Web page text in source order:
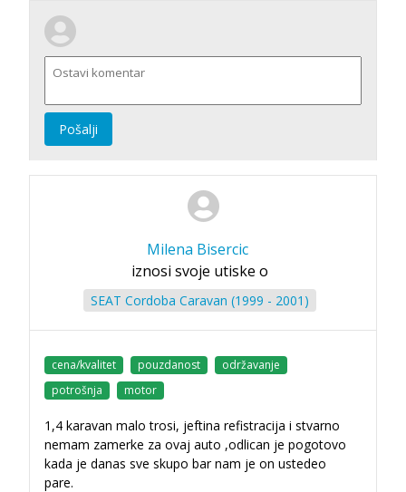
Pošalji
Milena Bisercic
iznosi svoje utiske o
SEAT Cordoba Caravan (1999 - 2001)
cena/kvalitet pouzdanost
održavanje
potrošnja
motor
1,4 karavan malo trosi, jeftina refistracija i stvarno
nemam zamerke za ovaj auto ,odlican je pogotovo
kada je danas sve skupo bar nam je on ustedeo
pare.